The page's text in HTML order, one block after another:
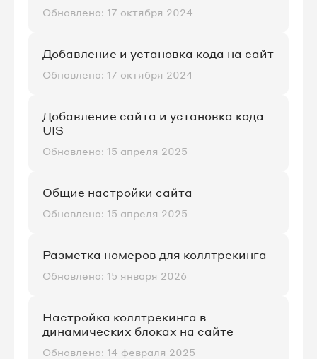
Обновлено: 17 октября 2024
Добавление и установка кода на сайт
Обновлено: 17 октября 2024
Добавление сайта и установка кода
UIS
Обновлено: 15 апреля 2025
Общие настройки сайта
Обновлено: 15 апреля 2025
Разметка номеров для коллтрекинга
Обновлено: 15 января 2026
Настройка коллтрекинга в
динамических блоках на сайте
Обновлено: 14 февраля 2025